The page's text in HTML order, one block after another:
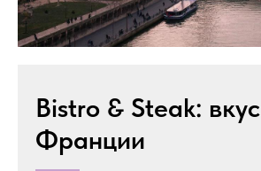
Bistro & Steak: вкус
Франции